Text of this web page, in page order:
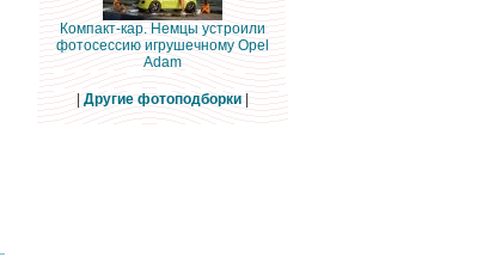
Компакт-кар. Немцы устроили
фотосессию игрушечному Opel
Adam
Другие фотоподборки